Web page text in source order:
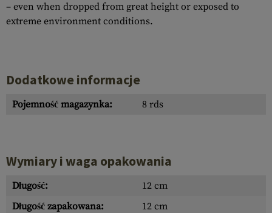
– even when dropped from great height or exposed to
extreme environment conditions.
Dodatkowe informacje
Pojemność magazynka: 8 rds
Wymiary i waga opakowania
Długość:
12 cm
Długość zapakowana:
12 cm